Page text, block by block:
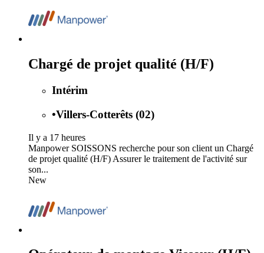
Chargé de projet qualité (H/F)
Intérim
•Villers-Cotterêts (02)
Il y a 17 heures
Manpower SOISSONS recherche pour son client un Chargé
de projet qualité (H/F) Assurer le traitement de l'activité sur
son...
New